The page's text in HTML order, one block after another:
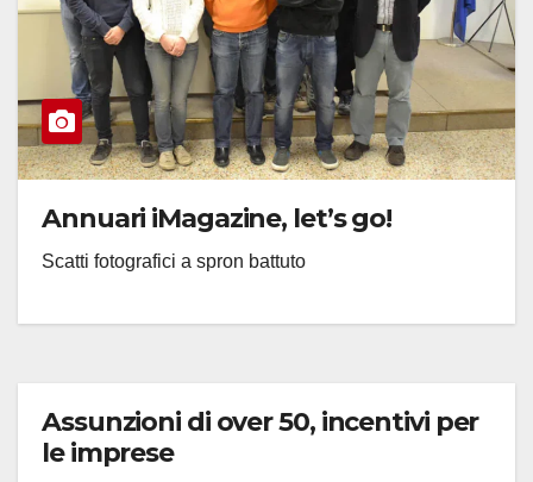
Annuari iMagazine, let’s go!
Scatti fotografici a spron battuto
Assunzioni di over 50, incentivi per
le imprese